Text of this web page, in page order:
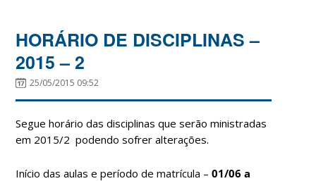
HORÁRIO DE DISCIPLINAS –
2015 – 2
25/05/2015 09:52
Segue horário das disciplinas que serão ministradas
em 2015/2 podendo sofrer alterações.
Início das aulas e período de matrícula –01/06 a